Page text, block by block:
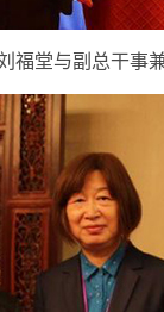
福堂与副总干事